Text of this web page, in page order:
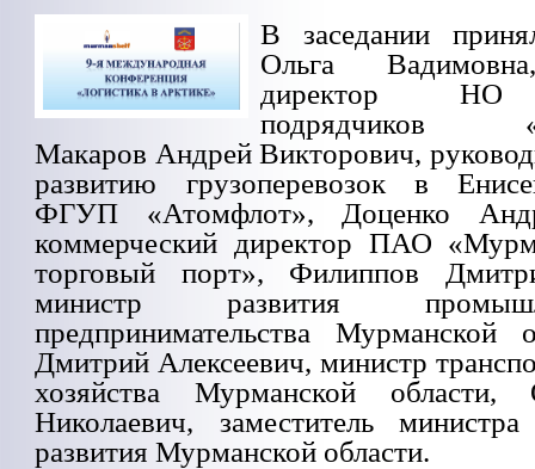
В заседании
Ольга
директор НО
подрядчиков
Макаров Андрей Викторович,
развитию грузоперевозок в
ФГУП «Атомфлот», Доценко
коммерческий директор ПАО
торговый порт», Филиппов
министр развития
предпринимательства Мурманской
Дмитрий Алексеевич, министр
хозяйства Мурманской области,
Николаевич, заместитель министра
развития Мурманской области.